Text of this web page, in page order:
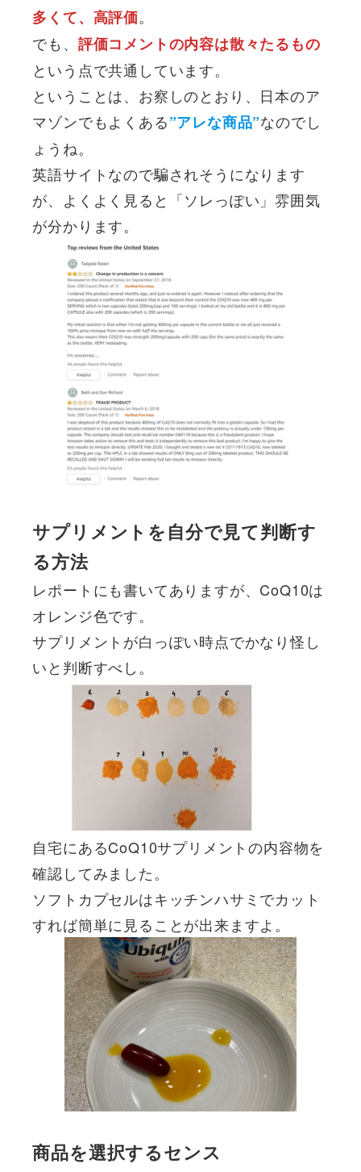
多くて、高評価。
でも、 評価コメントの内容は散々たるもの
という点で共通しています。
ということは、お察しのとおり、日本のア
マゾンでもよくある”アレな商品”なのでし
ょうね。
英語サイトなので騙されそうになります
が、よくよく見ると「ソレっぽい」雰囲気
が分かります。
サプリメントを自分で見て判断す
る方法
レポートにも書いてありますが、CoQ10は
オレンジ色です。
サプリメントが白っぽい時点でかなり怪し
いと判断すべし。
自宅にあるCoQ10サプリメントの内容物を
確認してみました。
ソフトカプセルはキッチンハサミでカット
すれば簡単に見ることが出来ますよ。
商品を選択するセンス